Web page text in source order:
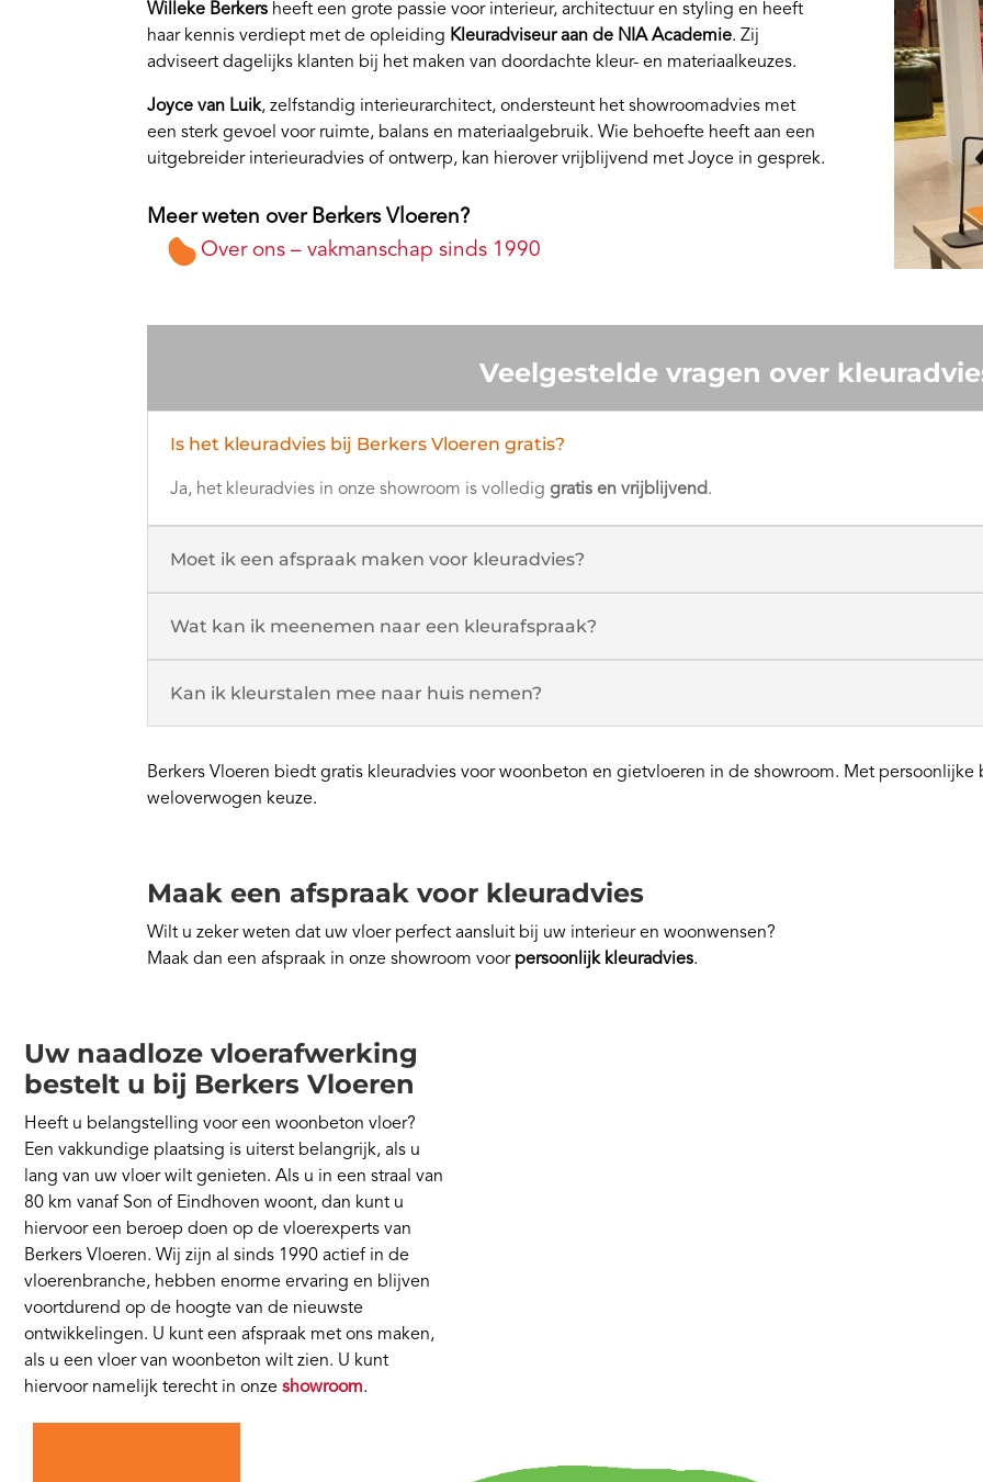
Willeke Berkers heeft een grote passie voor interieur, architectuur en styling en heeft
haar kennis verdiept met de opleiding Kleuradviseur aan de NIA Academie. Zij
adviseert dagelijks klanten bij het maken van doordachte kleur- en materiaalkeuzes.
Joyce van Luik, zelfstandig interieurarchitect, ondersteunt het showroomadvies met
een sterk gevoel voor ruimte, balans en materiaalgebruik. Wie behoefte heeft aan een
uitgebreider interieuradvies of ontwerp, kan hierover vrijblijvend met Joyce in gesprek.
Meer weten over Berkers Vloeren?
Over ons – vakmanschap sinds 1990
Veelgestelde vragen over
Is het kleuradvies bij Berkers Vloeren gratis?
Ja, het kleuradvies in onze showroom is vollediggratis en vrijblijvend.
Moet ik een afspraak maken voor kleuradvies?
Wat kan ik meenemen naar een kleurafspraak?
Kan ik kleurstalen mee naar huis nemen?
Berkers Vloeren biedt gratis kleuradvies voor woonbeton en gietvloeren in de showroom. Met
weloverwogen keuze.
Maak een afspraak voor kleuradvies
Wilt u zeker weten dat uw vloer perfect aansluit bij uw interieur en woonwensen?
Maak dan een afspraak in onze showroom voor persoonlijk kleuradvies.
Uw naadloze vloerafwerking
bestelt u bij Berkers Vloeren
Heeft u belangstelling voor een woonbeton vloer?
Een vakkundige plaatsing is uiterst belangrijk, als u
lang van uw vloer wilt genieten. Als u in een straal van
80 km vanaf Son of Eindhoven woont, dan kunt u
hiervoor een beroep doen op de vloerexperts van
Berkers Vloeren. Wij zijn al sinds 1990 actief in de
vloerenbranche, hebben enorme ervaring en blijven
voortdurend op de hoogte van de nieuwste
ontwikkelingen. U kunt een afspraak met ons maken,
als u een vloer van woonbeton wilt zien. U kunt
hiervoor namelijk terecht in onze showroom.